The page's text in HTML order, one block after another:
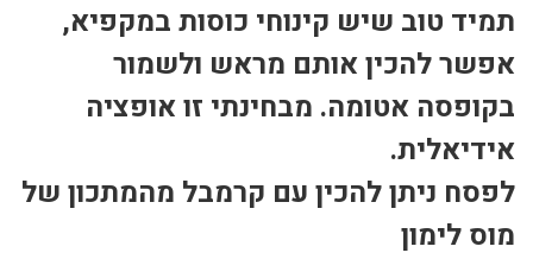
תמיד טוב שיש קינוחי כוסות במקפיא,
אפשר להכין אותם מראש ולשמור
בקופסה אטומה. מבחינתי זו אופציה
אידיאלית.
לפסח ניתן להכין עם קרמבל מהמתכון של
מוס לימון